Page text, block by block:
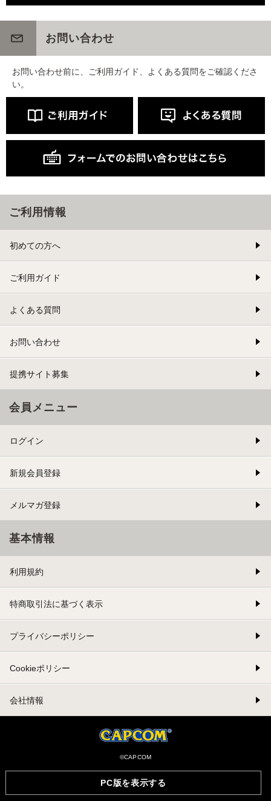
PC版を表示する
お問い合わせ
お問い合わせ前に、ご利用ガイド、よくある質問をご確認くださ
い。
ご利用情報
初めての方へ
ご利用ガイド
よくある質問
お問い合わせ
提携サイト募集
会員メニュー
ログイン
新規会員登録
メルマガ登録
基本情報
利用規約
特商取引法に基づく表示
プライバシーポリシー
Cookieポリシー
会社情報
©CAPCOM